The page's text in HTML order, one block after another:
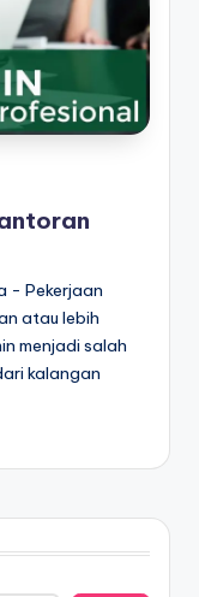
- Pekerjaan
atau lebih
menjadi salah
kalangan